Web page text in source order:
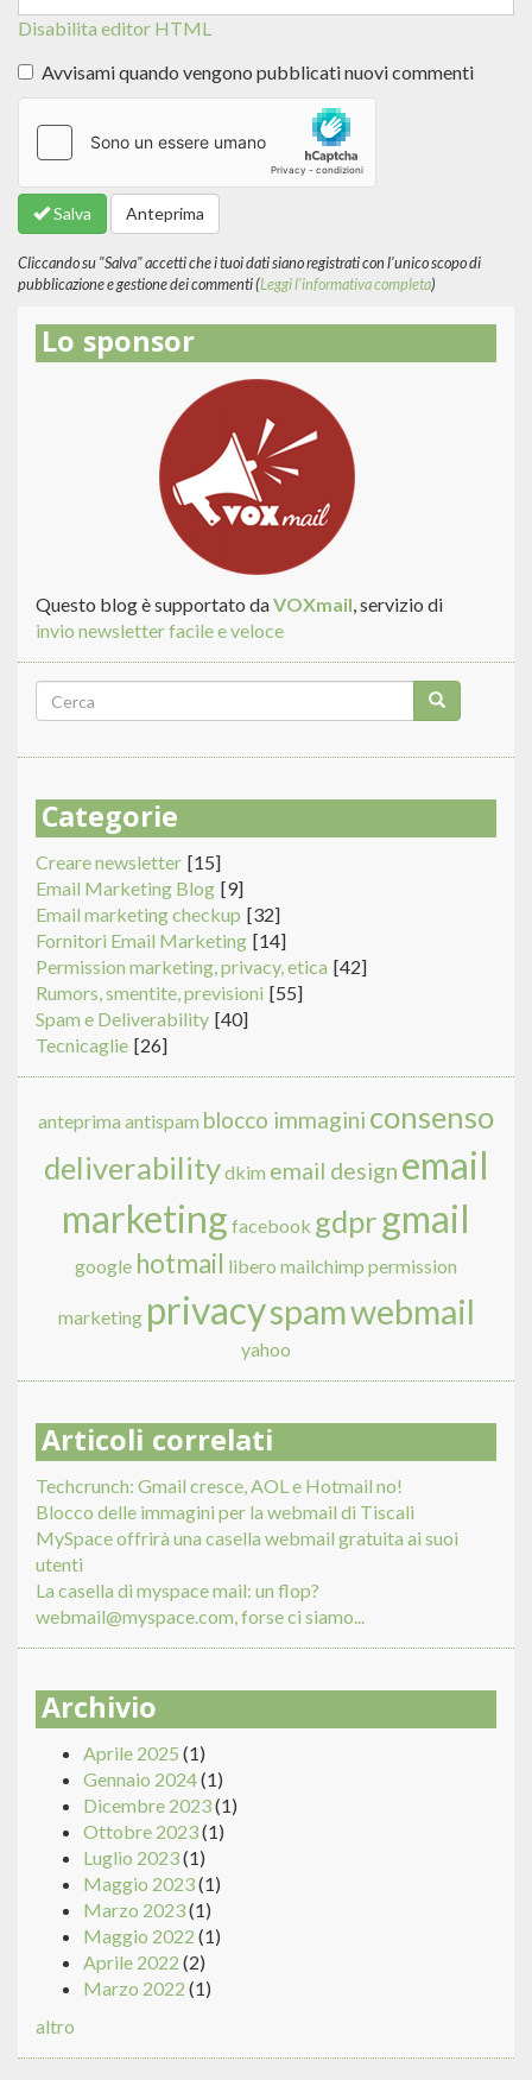
Disabilita editor HTML
informazioni
formati
del
Avvisami quando vengono pubblicati nuovi commenti
Salva Anteprima
Cliccando su "Salva" accetti che i tuoi dati siano registrati con l'unico scopo di
pubblicazione e gestione dei commenti (Leggi l'informativa completa)
Lo sponsor
Questo blog è supportato daVOXmail, servizio di
invio newsletter facile e veloce
Form
di
ricerca
Categorie
Creare newsletter [15]
Email Marketing Blog [9]
Email marketing checkup [32]
Fornitori Email Marketing [14]
Permission marketing, privacy, etica [42]
Rumors, smentite, previsioni [55]
Spam e Deliverability [40]
Tecnicaglie [26]
anteprima antispam blocco immagini consenso
deliverabilitydkim email design email
marketing facebook gdpr gmail
google hotmail libero mailchimp permission
marketing privacyspamwebmail
yahoo
Articoli correlati
Techcrunch: Gmail cresce, AOL e Hotmail no!
Blocco delle immagini per la webmail di Tiscali
MySpace offrirà una casella webmail gratuita ai suoi
utenti
La casella di myspace mail: un flop?
webmail@myspace.com, forse ci siamo...
Archivio
Aprile 2025 (1)
Gennaio 2024(1)
Dicembre 2023(1)
Ottobre 2023(1)
Luglio 2023(1)
Maggio 2023(1)
Marzo 2023(1)
Maggio 2022 (1)
Aprile 2022 (2)
Marzo 2022 (1)
altro